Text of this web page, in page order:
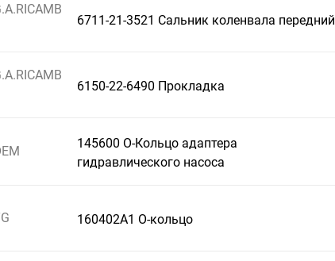
6711-21-3521 Сальник коленвала передний
6150-22-6490 Прокладка
145600 О-Кольцо адаптера
гидравлического насоса
160402A1 О-кольцо